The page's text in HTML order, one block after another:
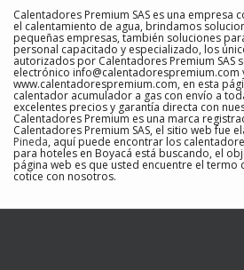
Calentadores Premium SAS es una empresa
el calentamiento de agua, brindamos
pequeñas empresas, también soluciones
personal capacitado y especializado, los
autorizados por Calentadores Premium SAS
electrónico info@calentadorespremium.com
www.calentadorespremium.com, en esta
calentador acumulador a gas con envío a
excelentes precios y garantía directa con
Calentadores Premium es una marca
Calentadores Premium SAS, el sitio web fue
Pineda, aquí puede encontrar los
para hoteles en Boyacá está buscando, el
página web es que usted encuentre el termo
cotice con nosotros.